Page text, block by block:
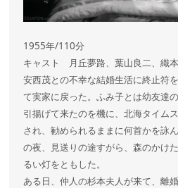
1955年/110分
キャスト 月丘夢路、葉山良二、織
安西茂との不幸な結婚生活に終止符
て実家に戻った。ふみ子とは幼友達
引揚げて来たのを機に、北海タイム
され、勧められるままに何首かを詠
の夜、見送りの途すがら、森のかけ
るい灯をともした。
ある日、仲人の杉本夫人が来て、離